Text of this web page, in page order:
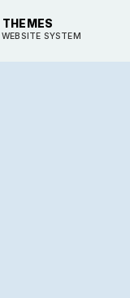
THEMES
SYSTEM